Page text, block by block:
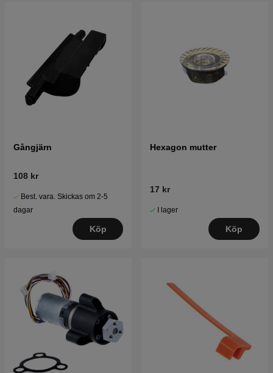
Gångjärn
108 kr
Best. vara. Skickas om 2-5
dagar
Köp
Hexagon mutter
17 kr
I lager
Köp